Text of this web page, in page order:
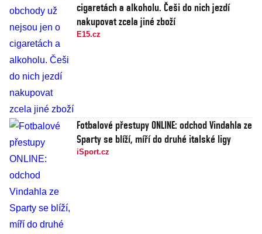
cigaretách a alkoholu. Češi do nich jezdí
nakupovat zcela jiné zboží
E15.cz
Fotbalové přestupy ONLINE: odchod Vindahla ze
Sparty se blíží, míří do druhé italské ligy
iSport.cz